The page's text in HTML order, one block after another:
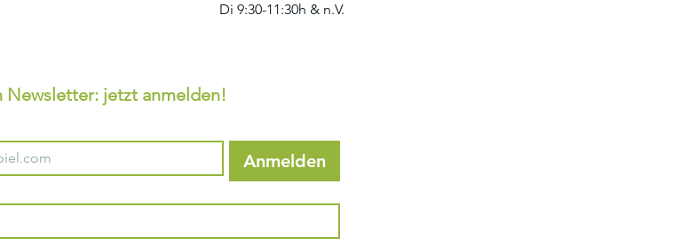
Di 9:30-11:30h & n.V.
Newsletter: jetzt anmelden!
Anmelden